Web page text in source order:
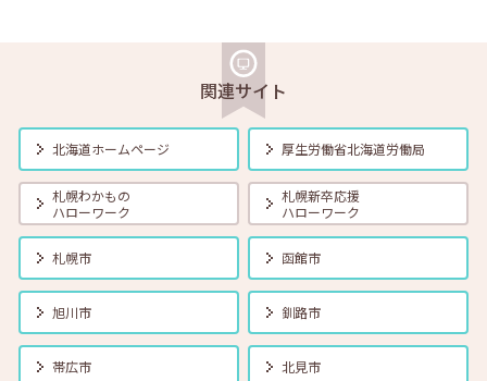
在職者
【旭川・対面】8月21日（木）就勝塾 自分の対人交流のしかたや行動
特性を知る自己理解・他者理解 13:30～15:30
【釧路・対面】8月21日（木）就勝塾 いまさら聞けないビジネスマナ
ー 13:30～15:00
2025年08月01日(金) 学生
本セミナーは定員に達したため、現在はお申込みの受付を終了してお
ります。【オンライン】8月22日（金） 北海道の経済構造と優良企業
の探し方 15:00～15:45
関連サイト
北海道ホームページ 厚生労働省北海道労働局
札幌わかもの
ハローワーク
札幌新卒応援
ハローワーク
札幌市 函館市
旭川市 釧路市
帯広市 北見市